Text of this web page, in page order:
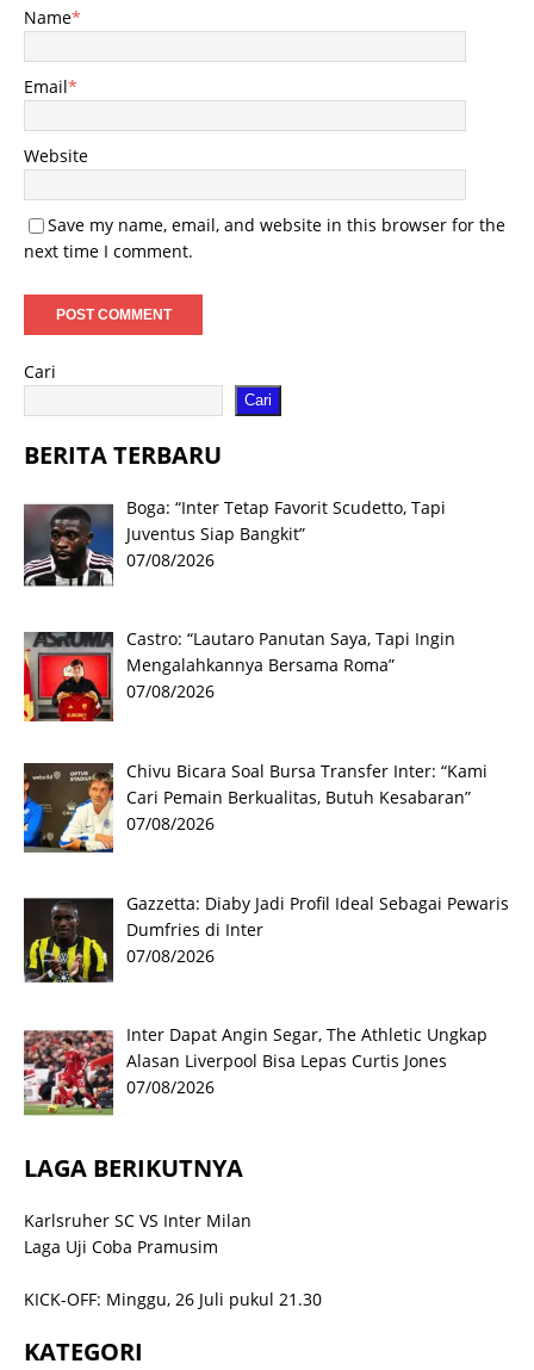
Name*
Email*
Website
Save my name, email, and website in this browser for the
next time I comment.
Cari
Cari
BERITA TERBARU
Boga: “Inter Tetap Favorit Scudetto, Tapi
Juventus Siap Bangkit”
07/08/2026
Castro: “Lautaro Panutan Saya, Tapi Ingin
Mengalahkannya Bersama Roma”
07/08/2026
Chivu Bicara Soal Bursa Transfer Inter: “Kami
Cari Pemain Berkualitas, Butuh Kesabaran”
07/08/2026
Gazzetta: Diaby Jadi Profil Ideal Sebagai Pewaris
Dumfries di Inter
07/08/2026
Inter Dapat Angin Segar, The Athletic Ungkap
Alasan Liverpool Bisa Lepas Curtis Jones
07/08/2026
LAGA BERIKUTNYA
Karlsruher SC VS Inter Milan
Laga Uji Coba Pramusim
KICK-OFF: Minggu, 26 Juli pukul 21.30
KATEGORI